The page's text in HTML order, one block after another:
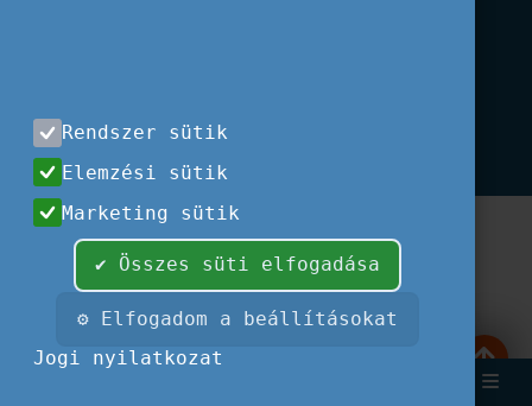
Fotók és illusztrációk: Európai Unió, Shutterstock,
Adobe Stock, Unsplash.com,
Rendszer sütik
Elemzési sütik
Marketing sütik
✔ Összes süti elfogadása
⚙ Elfogadom a beállításokat
Jogi nyilatkozat